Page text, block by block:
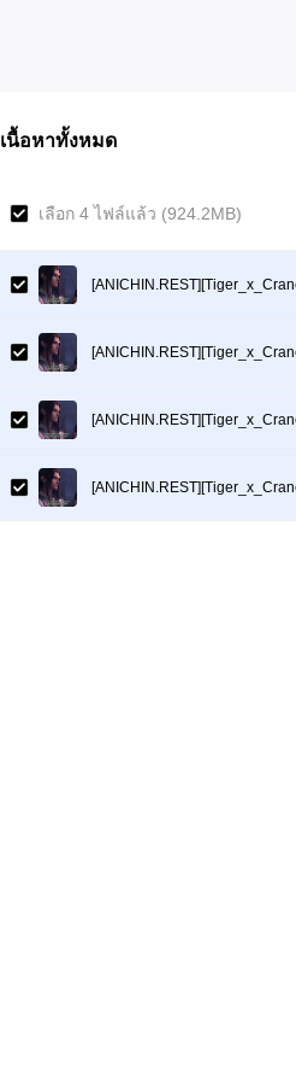
เนื้อหาทั้งหมด
เลือก 4 ไฟล์แล้ว (924.2MB)